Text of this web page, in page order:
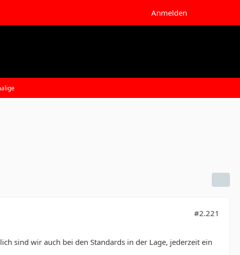
Anmelden
#2.221
sind wir auch bei den Standards in der Lage, jederzeit ein